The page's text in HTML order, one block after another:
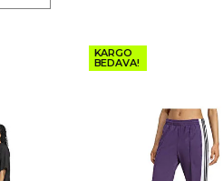
KARGO
BEDAVA!